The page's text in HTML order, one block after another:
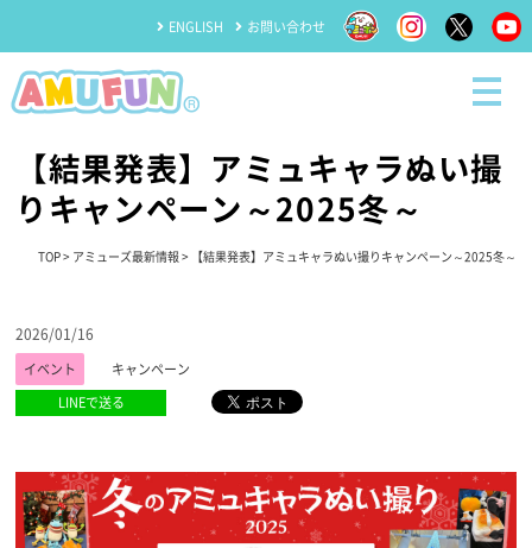
ENGLISH お問い合わせ
【結果発表】アミュキャラぬい撮
りキャンペーン～2025冬～
TOP> アミューズ最新情報> 【結果発表】アミュキャラぬい撮りキャンペーン～2025冬～
2026/01/16
イベント キャンペーン
LINEで送る